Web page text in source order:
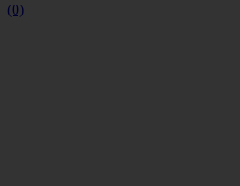
(0)